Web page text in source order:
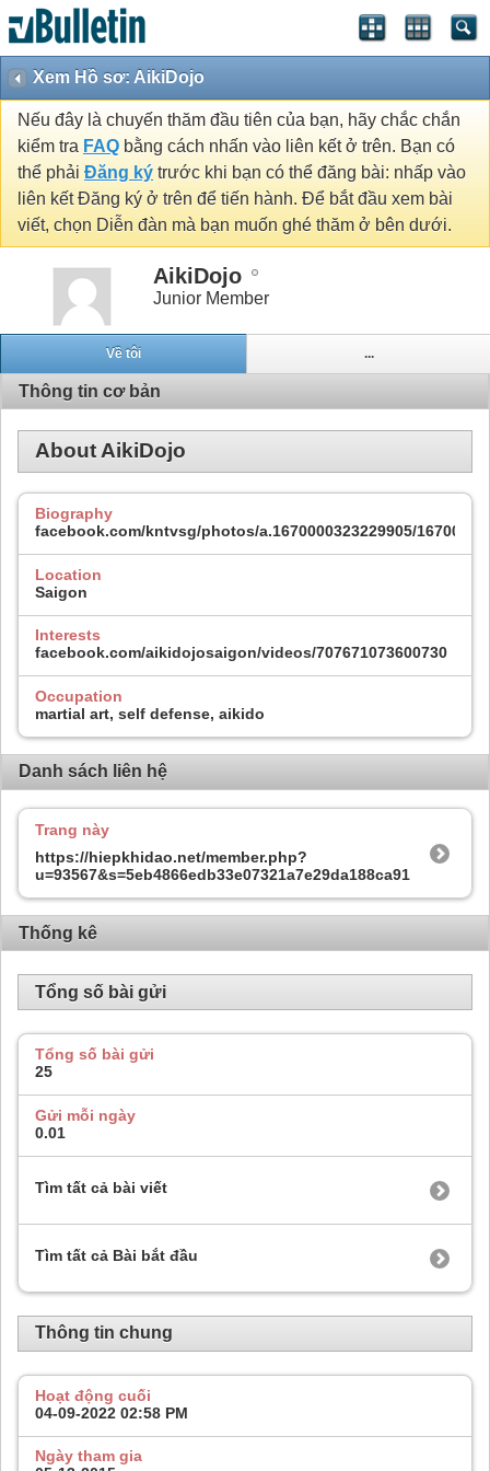
Xem Hồ sơ: AikiDojo
Nếu đây là chuyến thăm đầu tiên của bạn, hãy chắc chắn
kiểm tra FAQ bằng cách nhấn vào liên kết ở trên. Bạn có
thể phải Đăng ký trước khi bạn có thể đăng bài: nhấp vào
liên kết Đăng ký ở trên để tiến hành. Để bắt đầu xem bài
viết, chọn Diễn đàn mà bạn muốn ghé thăm ở bên dưới.
AikiDojo
Junior Member
Về tôi ...
Thông tin cơ bản
About AikiDojo
Biography
facebook.com/kntvsg/photos/a.1670000323229905/
Location
Saigon
Interests
facebook.com/aikidojosaigon/videos/707671073600730
Occupation
martial art, self defense, aikido
Danh sách liên hệ
Trang này
https://hiepkhidao.net/member.php?
u=93567&s=5eb4866edb33e07321a7e29da188ca91
Thống kê
Tổng số bài gửi
Tổng số bài gửi
25
Gửi mỗi ngày
0.01
Tìm tất cả bài viết
Tìm tất cả Bài bắt đầu
Thông tin chung
Hoạt động cuối
04-09-2022 02:58 PM
Ngày tham gia